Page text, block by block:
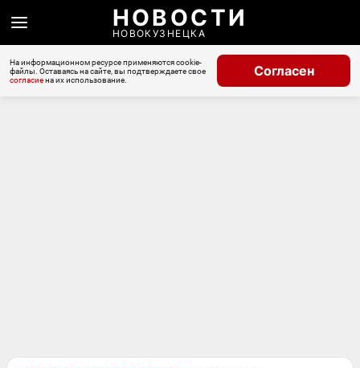
НОВОСТИ
НОВОКУЗНЕЦКА
На информационном ресурсе применяются cookie-
файлы. Оставаясь на сайте, вы подтверждаете свое
согласиена их использование.
Согласен